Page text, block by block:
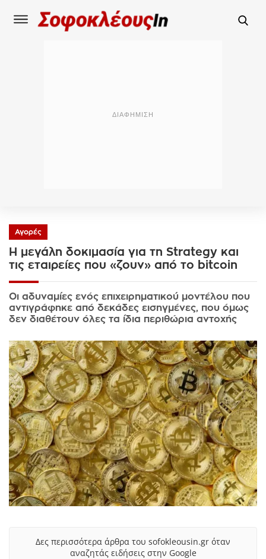
Αγορές
Η μεγάλη δοκιμασία για τη Strategy και
τις εταιρείες που «ζουν» από το bitcoin
Οι αδυναμίες ενός επιχειρηματικού μοντέλου που
αντιγράφηκε από δεκάδες εισηγμένες, που όμως
δεν διαθέτουν όλες τα ίδια περιθώρια αντοχής
Δες περισσότερα άρθρα του sofokleousin.gr όταν
αναζητάς ειδήσεις στην Google